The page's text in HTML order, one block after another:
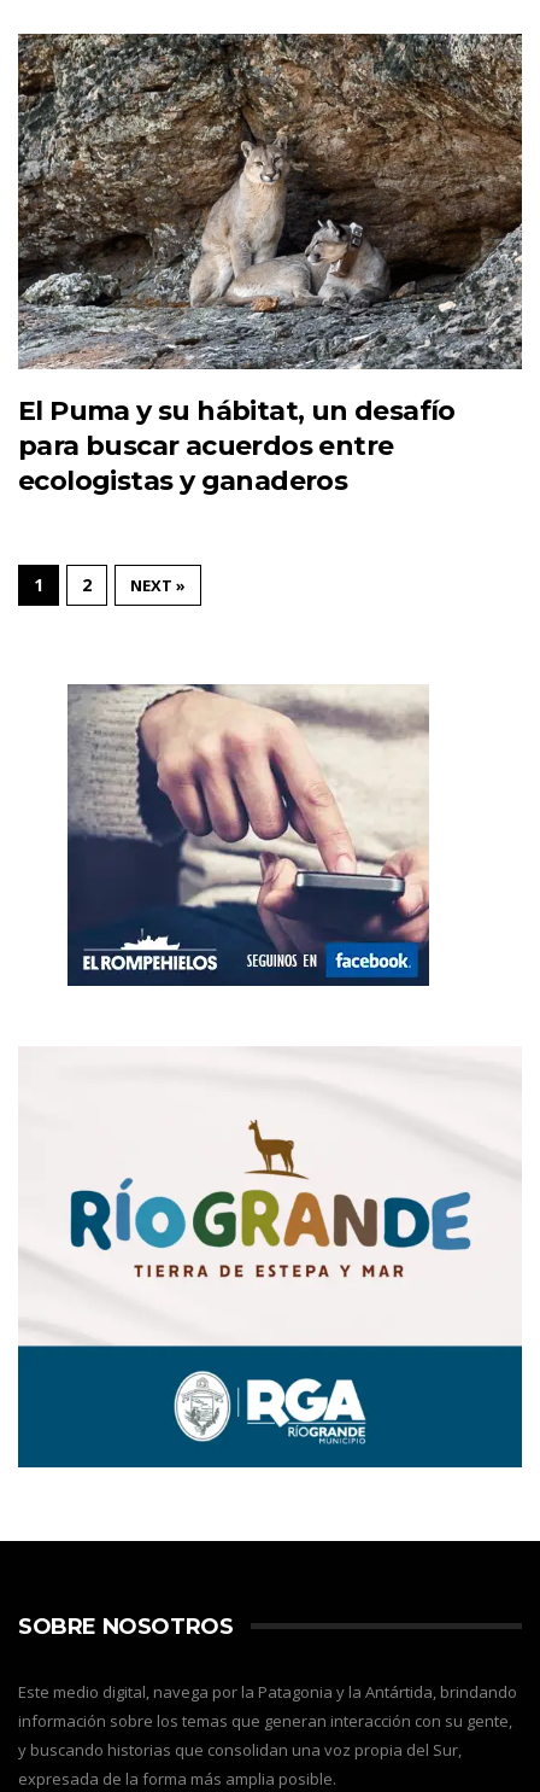
El Puma y su hábitat, un desafío
para buscar acuerdos entre
ecologistas y ganaderos
1 2 NEXT »
SOBRE NOSOTROS
Este medio digital, navega por la Patagonia y la Antártida, brindando
información sobre los temas que generan interacción con su gente,
y buscando historias que consolidan una voz propia del Sur,
expresada de la forma más amplia posible.